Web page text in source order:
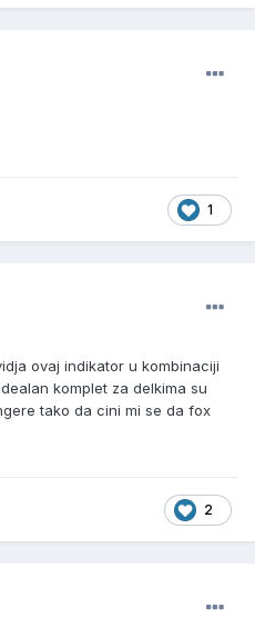
1
ovaj indikator u kombinaciji
komplet za delkima su
tako da cini mi se da fox
2